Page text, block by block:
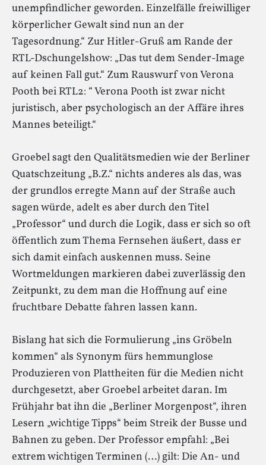
unempfindlicher geworden. Einzelfälle freiwilliger
körperlicher Gewalt sind nun an der
Tagesordnung.“ Zur Hitler-Gruß am Rande der
RTL-Dschungelshow: „Das tut dem Sender-Image
auf keinen Fall gut.“ Zum Rauswurf von Verona
Pooth bei RTL2: “ Verona Pooth ist zwar nicht
juristisch, aber psychologisch an der Affäre ihres
Mannes beteiligt.“
Groebel sagt den Qualitätsmedien wie der Berliner
Quatschzeitung „B.Z.“ nichts anderes als das, was
der grundlos erregte Mann auf der Straße auch
sagen würde, adelt es aber durch den Titel
„Professor“ und durch die Logik, dass er sich so oft
öffentlich zum Thema Fernsehen äußert, dass er
sich damit einfach auskennen muss. Seine
Wortmeldungen markieren dabei zuverlässig den
Zeitpunkt, zu dem man die Hoffnung auf eine
fruchtbare Debatte fahren lassen kann.
Bislang hat sich die Formulierung „ins Gröbeln
kommen“ als Synonym fürs hemmunglose
Produzieren von Plattheiten für die Medien nicht
durchgesetzt, aber Groebel arbeitet daran. Im
Frühjahr bat ihn die „Berliner Morgenpost“, ihren
Lesern „wichtige Tipps“ beim Streik der Busse und
Bahnen zu geben. Der Professor empfahl: „Bei
extrem wichtigen Terminen (…) gilt: Die An- und